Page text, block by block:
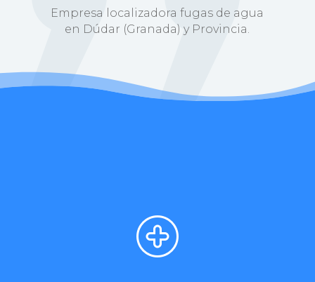
Empresa localizadora fugas de agua
en Dúdar (Granada) y Provincia.